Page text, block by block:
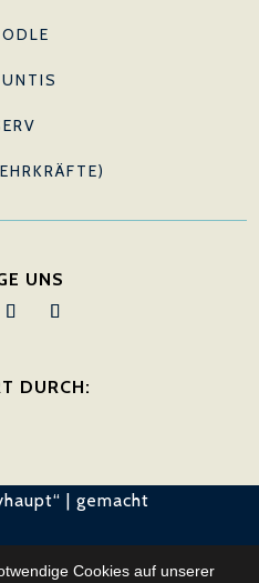
UNS
DURCH:
| gemacht
Cookies auf unserer